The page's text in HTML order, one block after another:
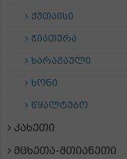
ქუთაისი
ჭიათურა
ხარაგაული
ხონი
წყალტუბო
კახეთი
მცხეთა-მთიანეთი